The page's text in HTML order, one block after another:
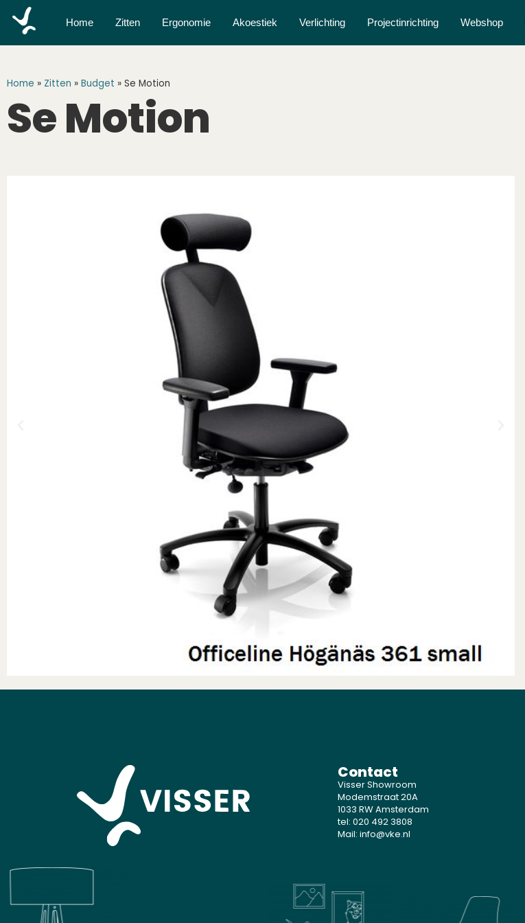
Home Zitten Ergonomie Akoestiek Verlichting Projectinrichting Webshop
Home » Zitten » Budget » Se Motion
Se Motion
Contact
Visser Showroom
Modemstraat 20A
1033 RW Amsterdam
tel: 020 492 3808
Mail: info@vke.nl